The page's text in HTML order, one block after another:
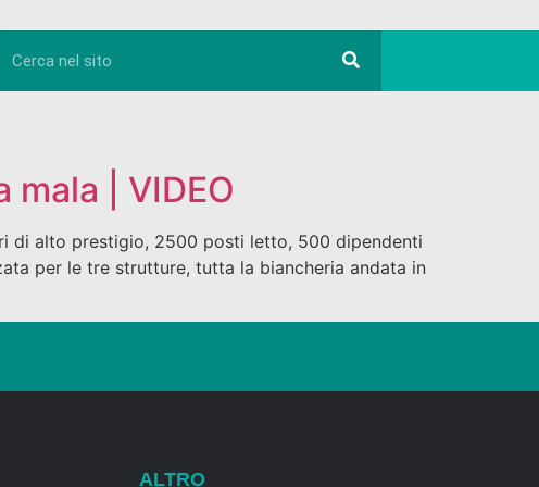
| VIDEO
di alto prestigio, 2500 posti letto, 500 dipendenti
per le tre strutture, tutta la biancheria andata in
ALTRO